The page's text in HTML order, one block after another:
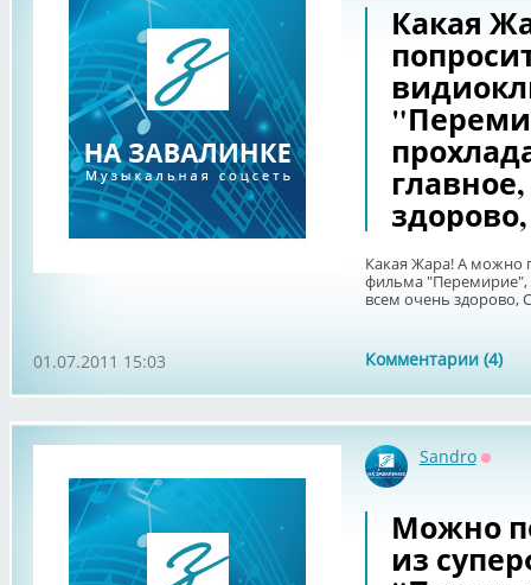
Какая
Какая Жара! А можно
фильма "Перемирие",
всем очень здорово,
Комментарии (4)
01.07.2011 15:03
Sandro
Можно
из